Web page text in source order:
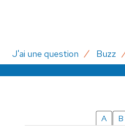
J'ai une question Buzz
A B